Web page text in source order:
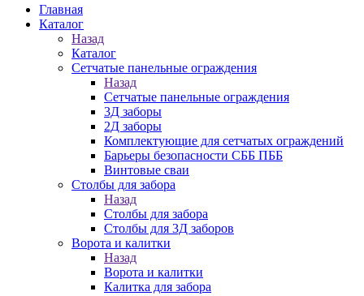
Главная
Каталог
Назад
Каталог
Сетчатые панельные ограждения
Назад
Сетчатые панельные ограждения
3Д заборы
2Д заборы
Комплектующие для сетчатых ограждений
Барьеры безопасности СББ ПББ
Винтовые сваи
Столбы для забора
Назад
Столбы для забора
Столбы для 3Д заборов
Ворота и калитки
Назад
Ворота и калитки
Калитка для забора